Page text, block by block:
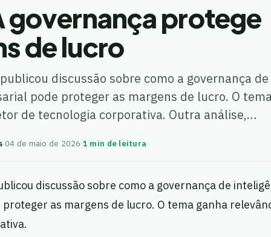
governança protege
de lucro
discussão sobre como a governança
pode proteger as margens de lucro. O
de tecnologia corporativa. Outra análise,…
·04 de maio de 2026·1 min de leitura
discussão sobre como a governança de
as margens de lucro. O tema ganha